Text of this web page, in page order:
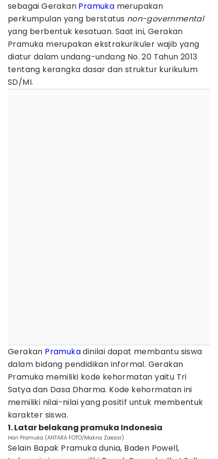
sebagai Gerakan Pramuka merupakan
perkumpulan yang berstatus non-governmental
yang berbentuk kesatuan. Saat ini, Gerakan
Pramuka merupakan ekstrakurikuler wajib yang
diatur dalam undang-undang No. 20 Tahun 2013
tentang kerangka dasar dan struktur kurikulum
SD/MI.
Gerakan Pramukadinilai dapat membantu siswa
dalam bidang pendidikan informal. Gerakan
Pramuka memiliki kode kehormatan yaitu Tri
Satya dan Dasa Dharma. Kode kehormatan ini
memiliki nilai-nilai yang positif untuk membentuk
karakter siswa.
1. Latar belakang pramuka Indonesia
Hari Pramuka (ANTARA FOTO/Makna Zaezar)
Selain Bapak Pramuka dunia, Baden Powell,